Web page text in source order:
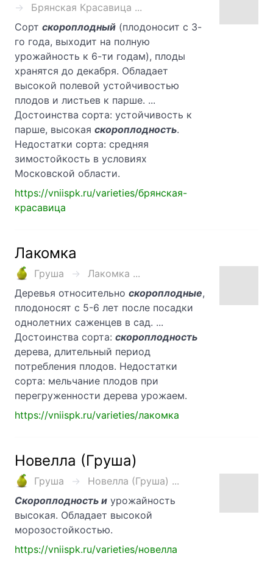
Брянская Красавица ...
Сорт скороплодный (плодоносит с 3-
го года, выходит на полную
урожайность к 6-ти годам), плоды
хранятся до декабря. Обладает
высокой полевой устойчивостью
плодов и листьев к парше. ...
Достоинства сорта: устойчивость к
парше, высокая скороплодность.
Недостатки сорта: средняя
зимостойкость в условиях
Московской области.
https://vniispk.ru/varieties/брянская-
красавица
Лакомка
Груша
Лакомка ...
Деревья относительно скороплодные,
плодоносят с 5-6 лет после посадки
однолетних саженцев в сад. ...
Достоинства сорта: скороплодность
дерева, длительный период
потребления плодов. Недостатки
сорта: мельчание плодов при
перегруженности дерева урожаем.
https://vniispk.ru/varieties/лакомка
Новелла (Груша)
Груша
Новелла (Груша) ...
Скороплодность и урожайность
высокая. Обладает высокой
морозостойкостью.
https://vniispk.ru/varieties/новелла